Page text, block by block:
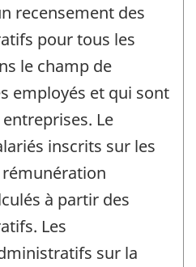
recensement des
pour tous les
le champ de
employés et qui sont
Le
inscrits sur les
rémunération
à partir des
Les
sur la